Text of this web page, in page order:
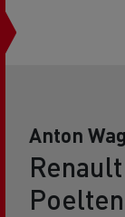
Anton